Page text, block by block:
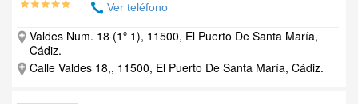
Ver teléfono
Valdes Num. 18 (1º 1), 11500, El Puerto De Santa María,
Cádiz.
Calle Valdes 18,, 11500, El Puerto De Santa María, Cádiz.